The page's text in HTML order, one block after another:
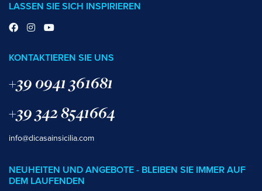
LASSEN SIE SICH INSPIRIEREN
KONTAKTIEREN SIE UNS
+39 0941 361681
+39 342 8541664
info@dicasainsicilia.com
NEUHEITEN UND ANGEBOTE - BLEIBEN SIE IMMER AUF
DEM LAUFENDEN